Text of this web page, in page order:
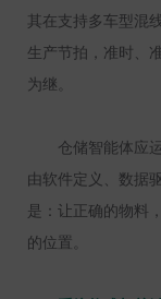
其在支持多车型混
生产节拍，准时、
为继。
仓储智能体应
由软件定义、数据
是：让正确的物料
的位置。